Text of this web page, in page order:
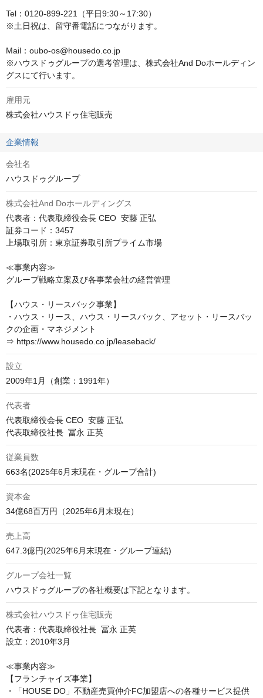
Tel：0120-899-221（平日9:30～17:30）
※土日祝は、留守番電話につながります。
Mail：oubo-os@housedo.co.jp
※ハウスドゥグループの選考管理は、株式会社And Doホールディン
グスにて行います。
雇用元
株式会社ハウスドゥ住宅販売
企業情報
会社名
ハウスドゥグループ
株式会社And Doホールディングス
代表者：代表取締役会長 CEO  安藤 正弘
証券コード：3457
上場取引所：東京証券取引所プライム市場
≪事業内容≫
グループ戦略立案及び各事業会社の経営管理
【ハウス・リースバック事業】
・ハウス・リース、ハウス・リースバック、アセット・リースバッ
クの企画・マネジメント
⇒ https://www.housedo.co.jp/leaseback/
設立
2009年1月（創業：1991年）
代表者
代表取締役会長 CEO  安藤 正弘
代表取締役社長  冨永 正英
従業員数
資本金
売上高
グループ会社一覧
ハウスドゥグループの各社概要は下記となります。
株式会社ハウスドゥ住宅販売
代表者：代表取締役社長  冨永 正英
設立：2010年3月
≪事業内容≫
【フランチャイズ事業】
・「HOUSE DO」不動産売買仲介FC加盟店への各種サービス提供